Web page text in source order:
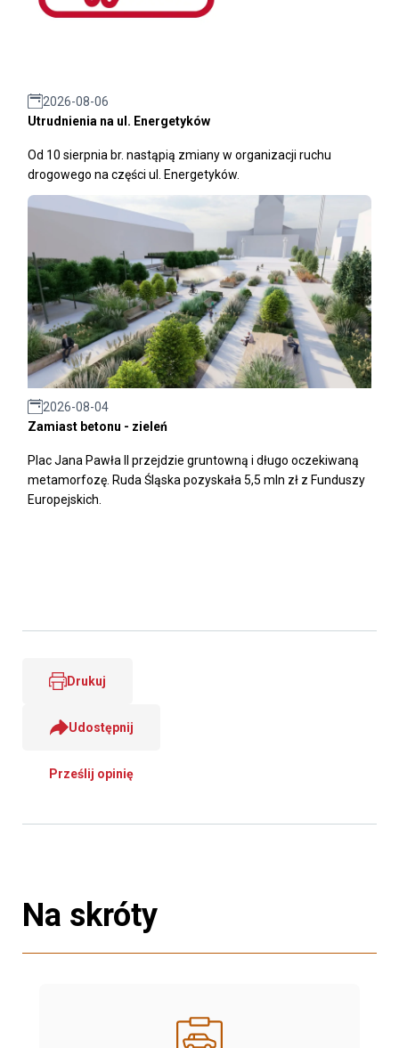
2026-08-06
Utrudnienia na ul. Energetyków
Od 10 sierpnia br. nastąpią zmiany w organizacji ruchu
drogowego na części ul. Energetyków.
2026-08-04
Zamiast betonu - zieleń
Plac Jana Pawła II przejdzie gruntowną i długo oczekiwaną
metamorfozę. Ruda Śląska pozyskała 5,5 mln zł z Funduszy
Europejskich.
Drukuj
Udostępnij
Prześlij opinię
Na skróty